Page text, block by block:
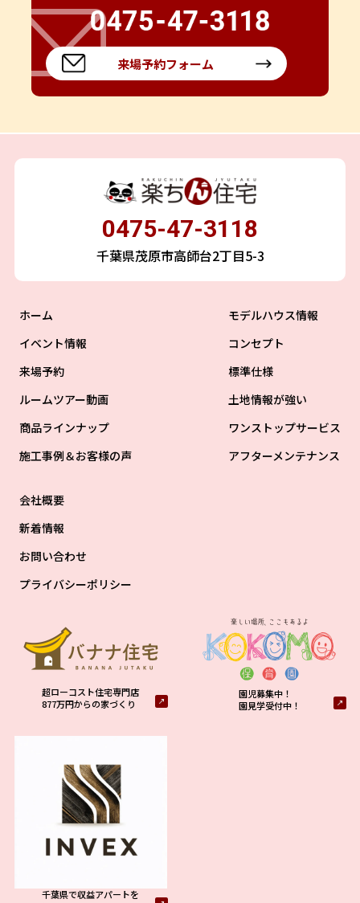
来場予約フォーム
0475-47-3118
千葉県茂原市高師台2丁目5-3
ホーム
イベント情報
来場予約
ルームツアー動画
商品ラインナップ
施工事例＆お客様の声
モデルハウス情報
コンセプト
標準仕様
土地情報が強い
ワンストップサービス
アフターメンテナンス
会社概要
新着情報
お問い合わせ
プライバシーポリシー
超ローコスト住宅専門店
877万円からの家づくり
園児募集中！
園見学受付中！
千葉県で収益アパートを